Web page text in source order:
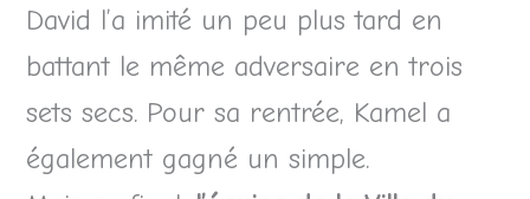
David l’a imité un peu plus tard en
battant le même adversaire en trois
sets secs. Pour sa rentrée, Kamel a
également gagné un simple.